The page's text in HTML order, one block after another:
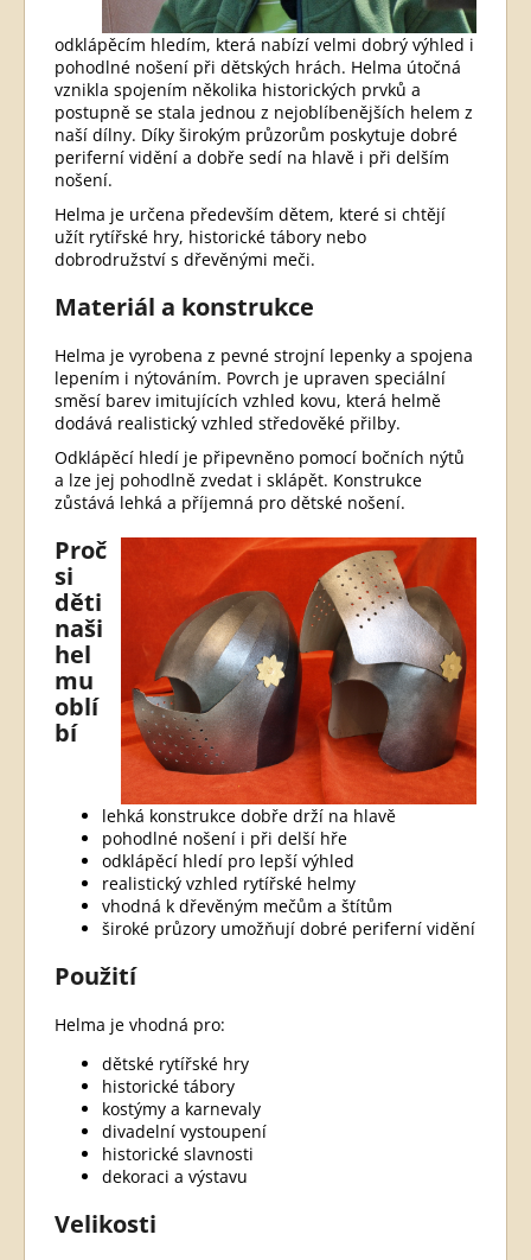
odklápěcím hledím, která nabízí velmi dobrý výhled i
pohodlné nošení při dětských hrách. Helma útočná
vznikla spojením několika historických prvků a
postupně se stala jednou z nejoblíbenějších helem z
naší dílny. Díky širokým průzorům poskytuje dobré
periferní vidění a dobře sedí na hlavě i při delším
nošení.
Helma je určena především dětem, které si chtějí
užít rytířské hry, historické tábory nebo
dobrodružství s dřevěnými meči.
Materiál a konstrukce
Helma je vyrobena z pevné strojní lepenky a spojena
lepením i nýtováním. Povrch je upraven speciální
směsí barev imitujících vzhled kovu, která helmě
dodává realistický vzhled středověké přilby.
Odklápěcí hledí je připevněno pomocí bočních nýtů
a lze jej pohodlně zvedat i sklápět. Konstrukce
zůstává lehká a příjemná pro dětské nošení.
Proč
si
děti
naši
hel
mu
oblí
bí
lehká konstrukce dobře drží na hlavě
pohodlné nošení i při delší hře
odklápěcí hledí pro lepší výhled
realistický vzhled rytířské helmy
vhodná k dřevěným mečům a štítům
široké průzory umožňují dobré periferní vidění
Použití
Helma je vhodná pro:
dětské rytířské hry
historické tábory
kostýmy a karnevaly
divadelní vystoupení
historické slavnosti
dekoraci a výstavu
Velikosti